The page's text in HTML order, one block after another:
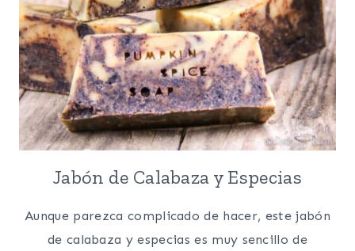
Jabón de Calabaza y Especias
Aunque parezca complicado de hacer, este jabón
de calabaza y especias es muy sencillo de